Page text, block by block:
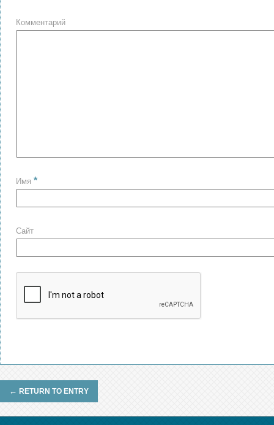
Комментарий
Имя *
Сайт
← RETURN TO ENTRY